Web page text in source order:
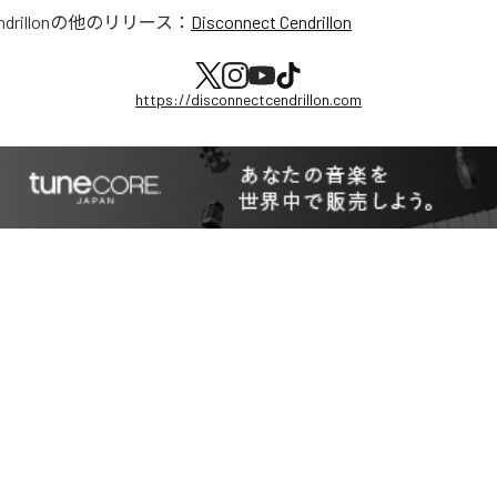
の他のリリース： Disconnect Cendrillon
https://disconnectcendrillon.com